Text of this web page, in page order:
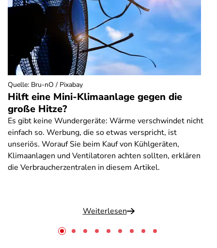
Hilft eine Mini-Klimaanlage gegen die
große Hitze?
Es gibt keine Wundergeräte: Wärme verschwindet nicht
einfach so. Werbung, die so etwas verspricht, ist
unseriös. Worauf Sie beim Kauf von Kühlgeräten,
Klimaanlagen und Ventilatoren achten sollten, erklären
die Verbraucherzentralen in diesem Artikel.
Weiterlesen
Quelle: Bru-nO / Pixabay